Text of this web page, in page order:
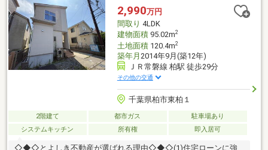
エリアの閑静な住宅街！◆百聞は一見にしかず。家族の安心拠点
になる4LDK♪◆早朝や夜間のご案内にも対応致します！◆住宅ロ
ーンのご相談もお気軽に♪
2,990万円
間取り 4LDK
建物面積95.02m2
土地面積120.4m2
築年月 2014年9月(築12年)
ＪＲ常磐線 柏駅 徒歩29分
その他の交通
千葉県柏市東柏１
2階建て 都市ガス
駐車場あり
システムキッチン
所有権 即入居可
◇◆◇とよしき不動産が選ばれる理由◇◆◇(1)住宅ローンに強